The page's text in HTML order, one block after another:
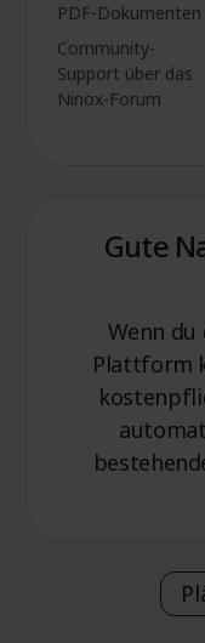
PDF-Dokumenten
Community-
Support über das
Ninox-Forum
Gute
Wenn
Plattform